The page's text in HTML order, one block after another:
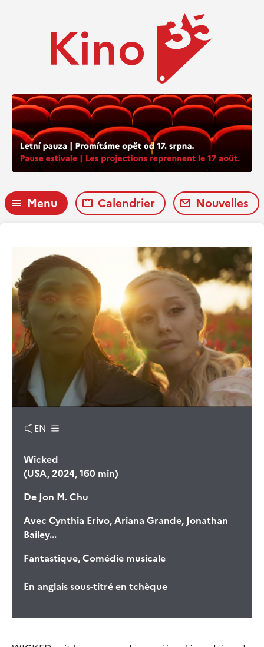
Menu Calendrier Nouvelles
EN
Wicked
(USA, 2024, 160 min)
De Jon M. Chu
AvecCynthia Erivo, Ariana Grande, Jonathan
Bailey...
Fantastique, Comédie musicale
En anglais sous-titré en tchèque